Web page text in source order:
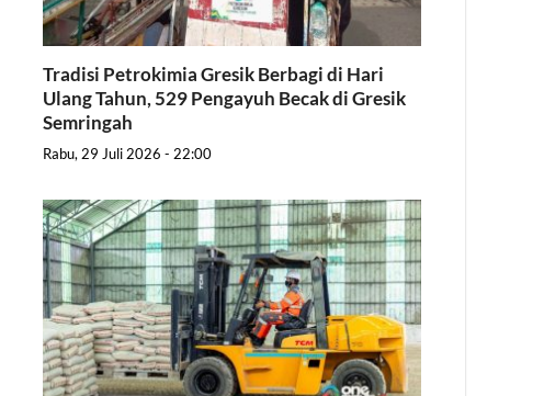
Tradisi Petrokimia Gresik Berbagi di Hari
Ulang Tahun, 529 Pengayuh Becak di Gresik
Semringah
Rabu, 29 Juli 2026 - 22:00